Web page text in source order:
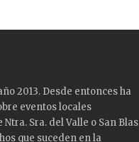
2013. Desde entonces ha
eventos locales
Ntra. Sra. del Valle o San Blas
que suceden en la